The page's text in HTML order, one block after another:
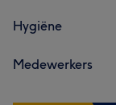
Hygiëne
Medewerkers